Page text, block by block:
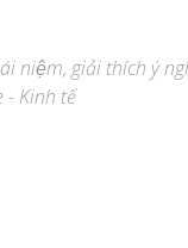
niệm, giải thích ý
- Kinh tế